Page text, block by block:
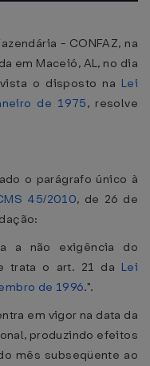
- CONFAZ, na
em Maceió, AL, no dia
o disposto na Lei
de 1975, resolve
o parágrafo único à
45/2010, de 26 de
a não exigência do
trata o art. 21 da Lei
de 1996.".
em vigor na data da
produzindo efeitos
mês subseqüente ao